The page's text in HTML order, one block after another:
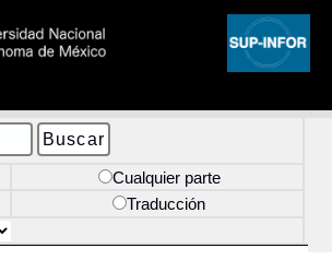
Cualquier parte
Traducción